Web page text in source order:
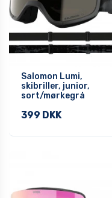
Salomon Lumi,
skibriller, junior,
sort/mørkegrå
399 DKK